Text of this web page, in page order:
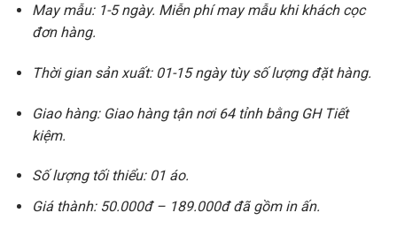
May mẫu: 1-5 ngày. Miễn phí may mẫu khi khách cọc
đơn hàng.
Thời gian sản xuất: 01-15 ngày tùy số lượng đặt hàng.
Giao hàng: Giao hàng tận nơi 64 tỉnh bằng GH Tiết
kiệm.
Số lượng tối thiểu: 01 áo.
Giá thành: 50.000đ – 189.000đ đã gồm in ấn.